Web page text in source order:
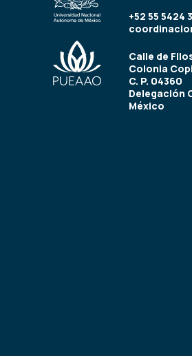
+52 55 5424
Calle de
Colonia
C. P. 04360
Delegación
México